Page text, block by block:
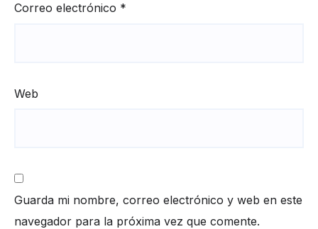
Correo electrónico *
Web
Guarda mi nombre, correo electrónico y web en este
navegador para la próxima vez que comente.